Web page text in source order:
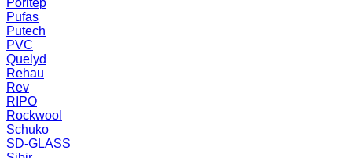
Poritep
Pufas
Putech
PVC
Quelyd
Rehau
Rev
RIPO
Rockwool
Schuko
SD-GLASS